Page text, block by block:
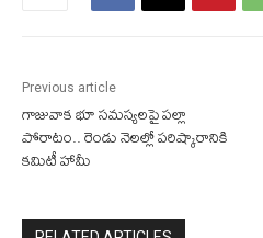
Previous article
గాజువాక భూ సమస్యలపై పల్లా
పోరాటం.. రెండు నెలల్లో పరిష్కారానికి
కమిటీ హామీ